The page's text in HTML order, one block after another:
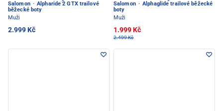
Salomon · Alpharide 2 GTX trailové
běžecké boty
Muži
2.999 Kč
Salomon · Alphaglide trailové běžecké
boty
Muži
1.999 Kč
2.499 Kč